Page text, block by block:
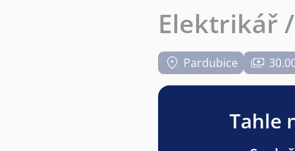
Elektrikář
Pardubice
Tahle